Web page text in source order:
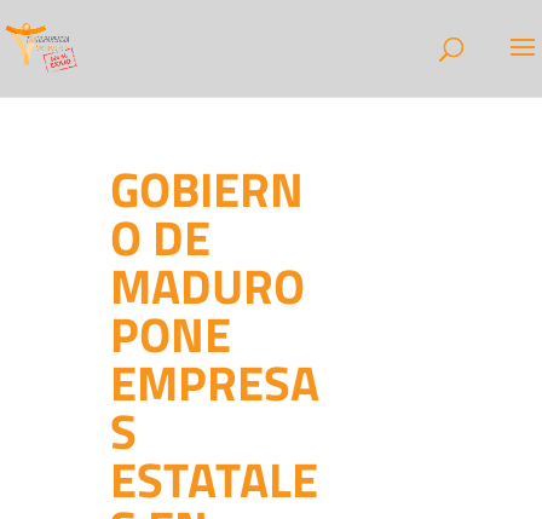
GOBIERN
O DE
MADURO
PONE
EMPRESA
S
ESTATALE